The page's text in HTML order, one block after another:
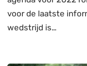
voor de laatste
wedstrijd is…